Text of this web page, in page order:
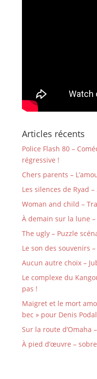
Articles récents
Police Flash 80 –
régressive !
Chers parents –
Les silences de Ryad
Woman and child –
À demain sur la lune –
The ugly – Puzzle
Le son des souvenirs
Aucun autre choix –
Le complexe du
pas !
Maigret et le mort
bec » pour Denis
Sur la route d’Omaha
À pied d’œuvre –